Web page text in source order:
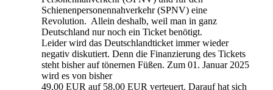
Schienenpersonennahverkehr (SPNV) eine
Revolution. Allein deshalb, weil man in ganz
Deutschland nur noch ein Ticket benötigt.
Leider wird das Deutschlandticket immer wieder
negativ diskutiert. Denn die Finanzierung des Tickets
steht bisher auf tönernen Füßen. Zum 01. Januar 2025
wird es von bisher
49,00 EUR auf 58,00 EUR verteuert. Darauf hat sich